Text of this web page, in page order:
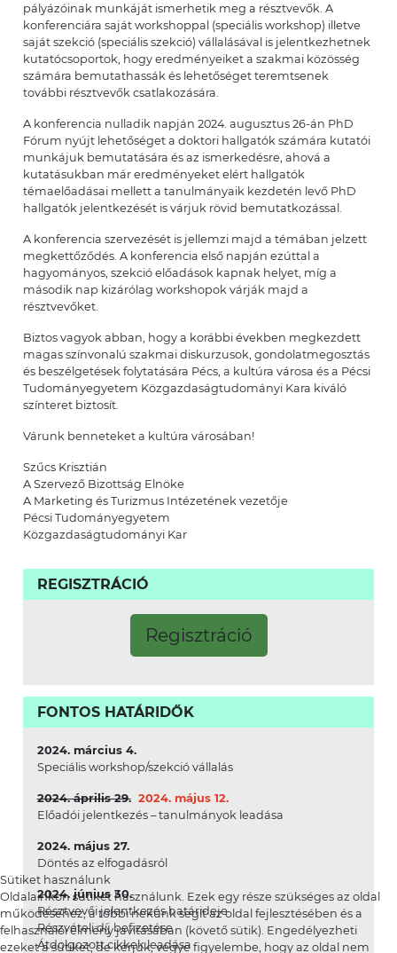
pályázóinak munkáját ismerhetik meg a résztvevők. A
konferenciára saját workshoppal (speciális workshop) illetve
saját szekció (speciális szekció) vállalásával is jelentkezhetnek
kutatócsoportok, hogy eredményeiket a szakmai közösség
számára bemutathassák és lehetőséget teremtsenek
további résztvevők csatlakozására.
A konferencia nulladik napján 2024. augusztus 26-án PhD
Fórum nyújt lehetőséget a doktori hallgatók számára kutatói
munkájuk bemutatására és az ismerkedésre, ahová a
kutatásukban már eredményeket elért hallgatók
témaelőadásai mellett a tanulmányaik kezdetén levő PhD
hallgatók jelentkezését is várjuk rövid bemutatkozással.
A konferencia szervezését is jellemzi majd a témában jelzett
megkettőződés. A konferencia első napján ezúttal a
hagyományos, szekció előadások kapnak helyet, míg a
második nap kizárólag workshopok várják majd a
résztvevőket.
Biztos vagyok abban, hogy a korábbi években megkezdett
magas színvonalú szakmai diskurzusok, gondolatmegosztás
és beszélgetések folytatására Pécs, a kultúra városa és a Pécsi
Tudományegyetem Közgazdaságtudományi Kara kiváló
színteret biztosít.
Várunk benneteket a kultúra városában!
Szűcs Krisztián
A Szervező Bizottság Elnöke
A Marketing és Turizmus Intézetének vezetője
Pécsi Tudományegyetem
Közgazdaságtudományi Kar
REGISZTRÁCIÓ
Regisztráció
FONTOS HATÁRIDŐK
2024. március 4.
Speciális workshop/szekció vállalás
2024. április 29.2024. május 12.
Előadói jelentkezés – tanulmányok leadása
2024. május 27.
Döntés az elfogadásról
2024. június 30.
Résztvevői jelentkezés határideje
Részvételi díj befizetése
Átdolgozott cikkek leadása
Sütiket használunk
Oldalainkon sütiket használunk. Ezek egy része szükséges az oldal
működéséhez, a többi nekünk segít az oldal fejlesztésében és a
felhasználói élmény javításában (követő sütik). Engedélyezheti
ezeket a sütiket, de kérjük, vegye figyelembe, hogy az oldal nem